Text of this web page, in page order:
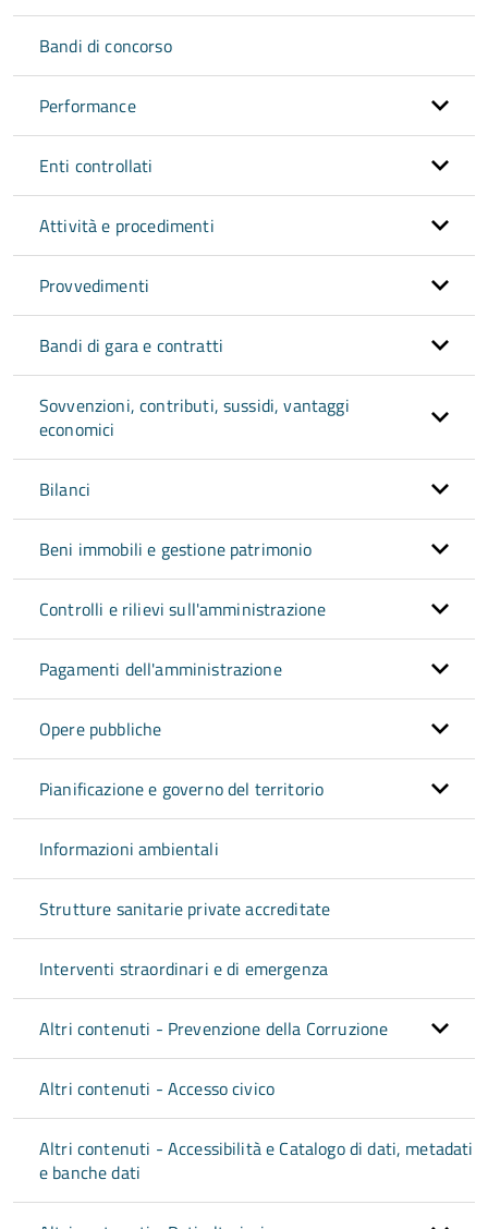
Bandi di concorso
Performance
Enti controllati
Attività e procedimenti
Provvedimenti
Bandi di gara e contratti
Sovvenzioni, contributi, sussidi, vantaggi
economici
Bilanci
Beni immobili e gestione patrimonio
Controlli e rilievi sull'amministrazione
Pagamenti dell'amministrazione
Opere pubbliche
Pianificazione e governo del territorio
Informazioni ambientali
Strutture sanitarie private accreditate
Interventi straordinari e di emergenza
Altri contenuti - Prevenzione della Corruzione
Altri contenuti - Accesso civico
Altri contenuti - Accessibilità e Catalogo di dati, metadati
e banche dati